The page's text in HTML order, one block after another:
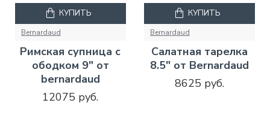
Bernardaud
Римская супница с
ободком 9" от
bernardaud
12075 руб.
КУПИТЬ
Bernardaud
Салатная тарелка
8.5" от Bernardaud
8625 руб.
КУПИТЬ